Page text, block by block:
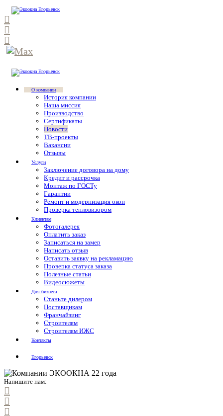
О компании
История компании
Наша миссия
Производство
Сертификаты
Новости
ТВ-проекты
Вакансии
Отзывы
Услуги
Заключение договора на дому
Кредит и рассрочка
Монтаж по ГОСТу
Гарантии
Ремонт и модернизация окон
Проверка тепловизором
Клиентам
Фотогалерея
Оплатить заказ
Записаться на замер
Написать отзыв
Оставить заявку на рекламацию
Проверка статуса заказа
Полезные статьи
Видеосюжеты
Для бизнеса
Станьте дилером
Поставщикам
Франчайзинг
Строителям
Строителям ИЖС
Контакты
Егорьевск
Напишите нам: